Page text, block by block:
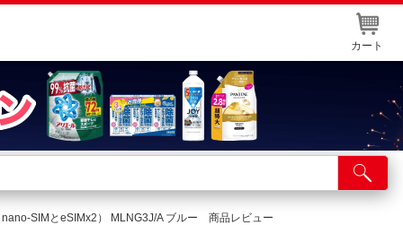
カート
舗サービス
ト取り置き
SIMとeSIMx2） MLNG3J/A ブルー 商品レビュー